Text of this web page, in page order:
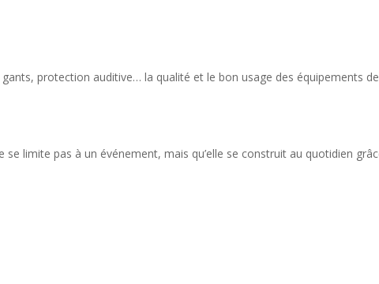
protection auditive… la qualité et le bon usage des équipements
se limite pas à un événement, mais qu’elle se construit au quotidien